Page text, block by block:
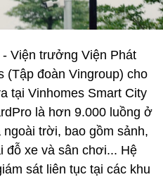
Viện trưởng Viện Phát
(Tập đoàn Vingroup) cho
tại Vinhomes Smart City
là hơn 9.000 luồng ở
trời, bao gồm sảnh,
đỗ xe và sân chơi... Hệ
sát liên tục tại các khu